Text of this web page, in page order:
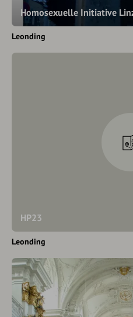
Homosexuelle Initiative
Leonding
HP23
Leonding